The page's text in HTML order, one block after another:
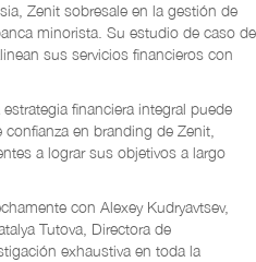
Zenit sobresale en la gestión de
minorista. Su estudio de caso de
sus servicios financieros con
financiera integral puede
en branding de Zenit,
a lograr sus objetivos a largo
con Alexey Kudryavtsev,
Tutova, Directora de
exhaustiva en toda la